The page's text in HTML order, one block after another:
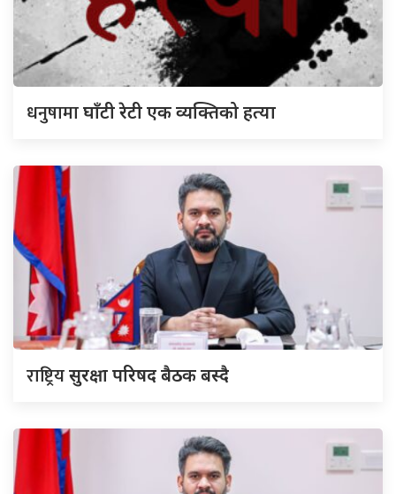
धनुषामाघाँटी रेटी एक व्यक्तिको हत्या
राष्ट्रियसुरक्षा परिषद बैठक बस्दै